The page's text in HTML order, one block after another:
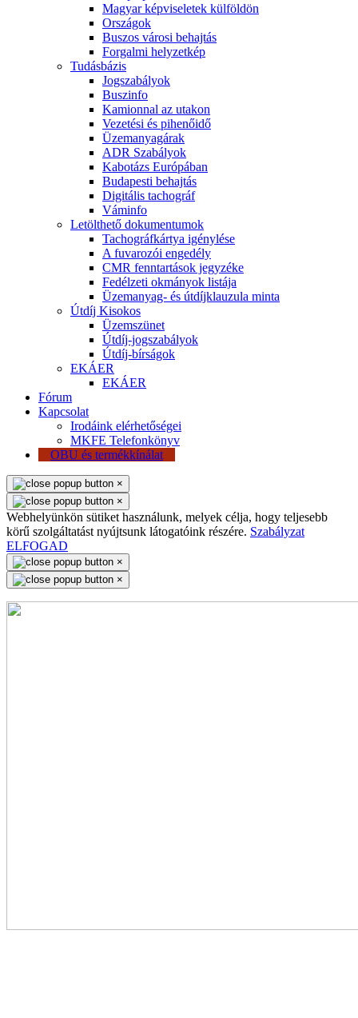
Magyar képviseletek külföldön
Országok
Buszos városi behajtás
Forgalmi helyzetkép
Tudásbázis
Jogszabályok
Buszinfo
Kamionnal az utakon
Vezetési és pihenőidő
Üzemanyagárak
ADR Szabályok
Kabotázs Európában
Budapesti behajtás
Digitális tachográf
Váminfo
Letölthető dokumentumok
Tachográfkártya igénylése
A fuvarozói engedély
CMR fenntartások jegyzéke
Fedélzeti okmányok listája
Üzemanyag- és útdíjklauzula minta
Útdíj Kisokos
Üzemszünet
Útdíj-jogszabályok
Útdíj-bírságok
EKÁER
EKÁER
Fórum
Kapcsolat
Irodáink elérhetőségei
MKFE Telefonkönyv
OBU és termékkínálat
×
×
Webhelyünkön sütiket használunk, melyek célja, hogy teljesebb
körű szolgáltatást nyújtsunk látogatóink részére. Szabályzat
ELFOGAD
×
×